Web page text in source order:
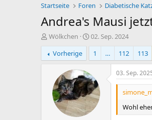
Startseite
Foren Diabetische
Andrea's Mausi
E
r
s
t
Wölkchen
E
r
t
l
l
t
a
02. Sep. 2024
Vorherige
1 … 112 113
03. Sep.
Wohl